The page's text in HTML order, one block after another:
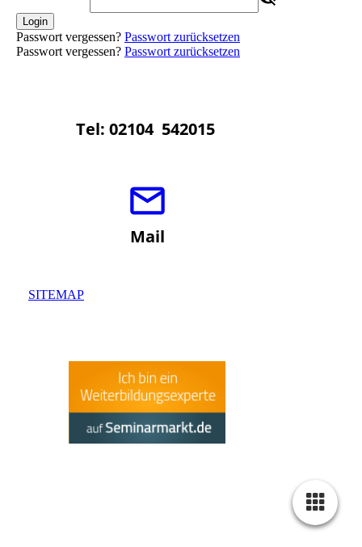
Login
Passwort vergessen? Passwort zurücksetzen
Passwort vergessen? Passwort zurücksetzen
Tel: 02104 542015
Mail
SITEMAP